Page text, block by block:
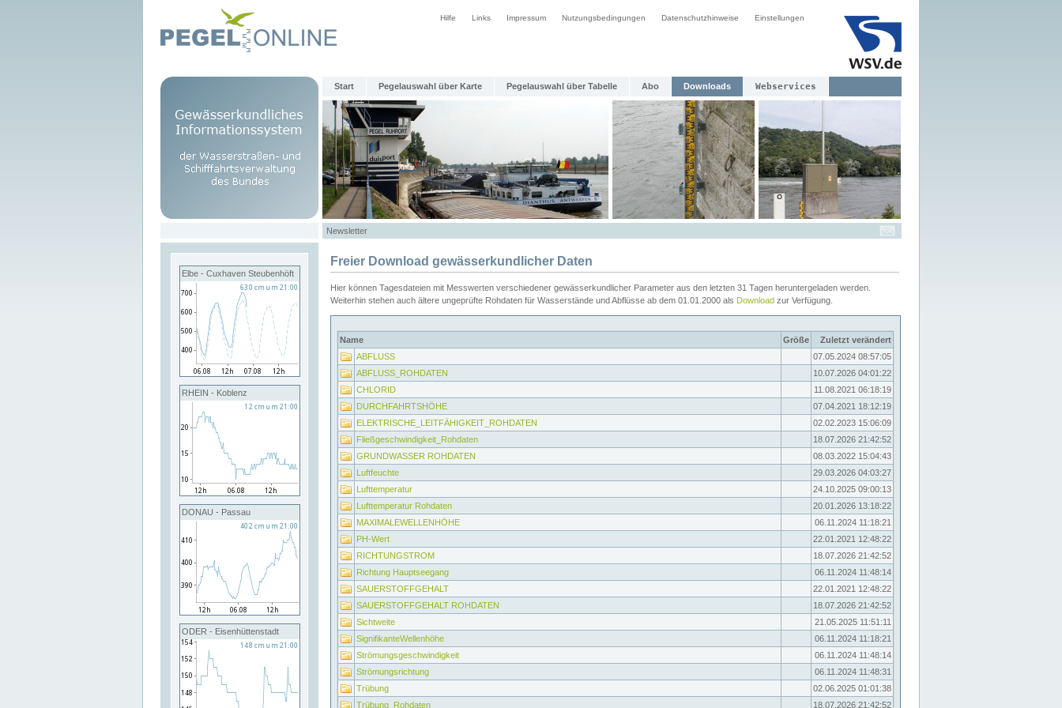
Hilfe Links Impressum Nutzungsbedingungen Datenschutzhinweise Einstellungen
Start Pegelauswahl über Karte Pegelauswahl über Tabelle Abo Downloads Webservices
Newsletter
Elbe - Cuxhaven Steubenhöft
RHEIN - Koblenz
DONAU - Passau
ODER - Eisenhüttenstadt
Freier Download gewässerkundlicher Daten
Hier können Tagesdateien mit Messwerten verschiedener gewässerkundlicher Parameter aus den letzten 31 Tagen heruntergeladen werden.
Weiterhin stehen auch ältere ungeprüfte Rohdaten für Wasserstände und Abflüsse ab dem 01.01.2000 als Download zur Verfügung.
Name Größe
Zuletzt verändert
ABFLUSS
07.05.2024 08:57:05
ABFLUSS_ROHDATEN
10.07.2026 04:01:22
CHLORID
11.08.2021 06:18:19
DURCHFAHRTSHÖHE
07.04.2021 18:12:19
ELEKTRISCHE_LEITFÄHIGKEIT_ROHDATEN
02.02.2023 15:06:09
Fließgeschwindigkeit_Rohdaten
18.07.2026 21:42:52
GRUNDWASSER ROHDATEN
08.03.2022 15:04:43
Luftfeuchte
29.03.2026 04:03:27
Lufttemperatur
24.10.2025 09:00:13
Lufttemperatur Rohdaten
20.01.2026 13:18:22
MAXIMALEWELLENHÖHE
06.11.2024 11:18:21
PH-Wert
22.01.2021 12:48:22
RICHTUNGSTROM
18.07.2026 21:42:52
Richtung Hauptseegang
06.11.2024 11:48:14
SAUERSTOFFGEHALT
22.01.2021 12:48:22
SAUERSTOFFGEHALT ROHDATEN
18.07.2026 21:42:52
Sichtweite
21.05.2025 11:51:11
SignifikanteWellenhöhe
06.11.2024 11:18:21
Strömungsgeschwindigkeit
06.11.2024 11:48:14
Strömungsrichtung
06.11.2024 11:48:31
Trübung
02.06.2025 01:01:38
Trübung_Rohdaten
18.07.2026 21:42:52